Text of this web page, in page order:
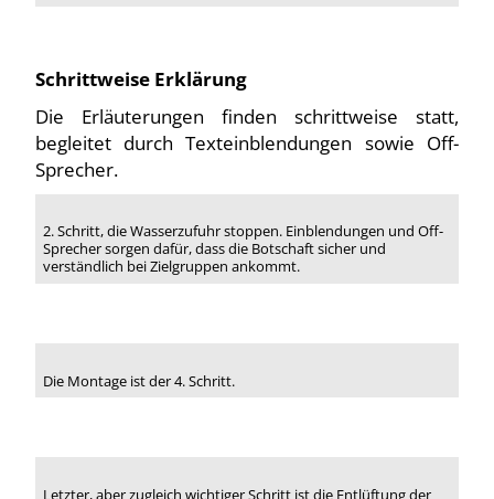
Schrittweise Erklärung
Die Erläuterungen finden schrittweise statt,
begleitet durch Texteinblendungen sowie Off-
Sprecher.
2. Schritt, die Wasserzufuhr stoppen. Einblendungen und Off-
Sprecher sorgen dafür, dass die Botschaft sicher und
verständlich bei Zielgruppen ankommt.
Die Montage ist der 4. Schritt.
Letzter, aber zugleich wichtiger Schritt ist die Entlüftung der